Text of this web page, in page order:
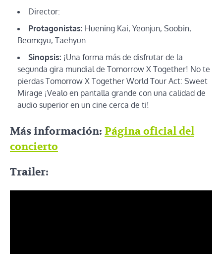
Director:
Protagonistas: Huening Kai, Yeonjun, Soobin,
Beomgyu, Taehyun
Sinopsis: ¡Una forma más de disfrutar de la
segunda gira mundial de Tomorrow X Together! No te
pierdas Tomorrow X Together World Tour Act: Sweet
Mirage ¡Vealo en pantalla grande con una calidad de
audio superior en un cine cerca de ti!
Más información: Página oficial del
concierto
Trailer: